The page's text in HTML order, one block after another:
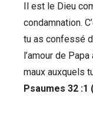
Il est le Dieu
condamnation.
tu as confessé
l’amour de
maux auxquels
Psaumes 32